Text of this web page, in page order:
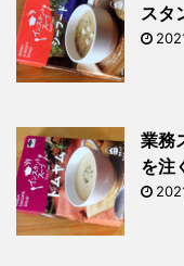
スタ
業務
を注